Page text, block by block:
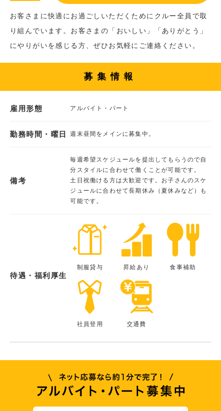
お客さまに快適にお過ごしいただくためにクルー全員で取
り組んでいます。お客さまの「おいしい」「ありがとう」
にやりがいを感じる方、ぜひお気軽にご連絡ください。
募集情報
雇用形態 アルバイト・パート
勤務時間・曜日 週末昼間をメインに募集中。
備考
毎週希望スケジュールを提出してもらうので自
分スタイルに合わせて働くことが可能です。
土日祝働ける方は大歓迎です。お子さんのスケ
ジュールに合わせて長期休み（夏休みなど）も
可能です。
待遇・福利厚生
制服貸与 昇給あり 食事補助
社員登用 交通費